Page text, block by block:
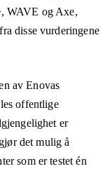
WAVE og Axe,
disse vurderingene
av Enovas
offentlige
er
det mulig å
som er testet én